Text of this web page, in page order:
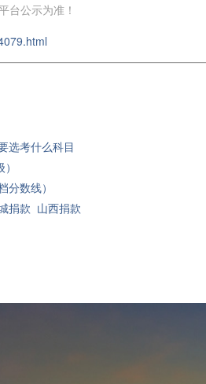
台公示为准！
选考什么科目
数线）
捐款 山西捐款